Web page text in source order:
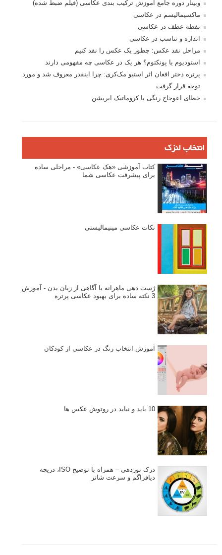
وبینار دوره جامع آموزش ترکیب بندی عکاسی (فیلم ضبط شده)
ماکسیمالیسم در عکاسی
نقطه عطف در عکاسی
اندازه و تناسب در عکاسی
مراحل نقد عکس: چطور یک عکس را نقد کنیم
استودیوم یا پونکتوم؟ هر یک در عکاسی چه مفهومی دارند
پرتره دختر افغان اثر استیو مک‌کری: چرا اینقدر معروف شد و مورد
توجه قرار گرفت
خطای اعوجاج رنگی یا کروماتیک ابریشن
انتخاب لنزک
کتاب آموزشی «هک عکاسی» - مراحلی ساده
برای پیشرفت عکاسی شما
نکات عکاسی مینیمالیستی
ژست دهی ماهرانه با آگاهی از زبان بدن - آموزش
3 نکته ساده برای بهبود عکاسی پرتره
آموزش انتخاب رنگ در عکاسی از کودکان
10 باید و نباید در روتوش عکس ها
درک نوردهی – همراه با توضیح ISO، دریچه
دیافراگم و سرعت شاتر